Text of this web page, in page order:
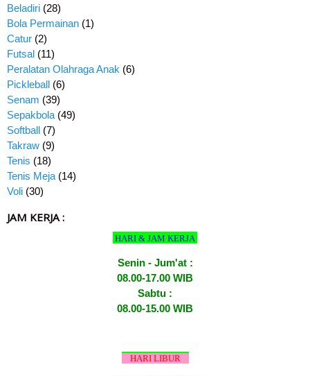
Beladiri (28)
Bola Permainan (1)
Catur (2)
Futsal (11)
Peralatan Olahraga Anak (6)
Pickleball (6)
Senam (39)
Sepakbola (49)
Softball (7)
Takraw (9)
Tenis (18)
Tenis Meja (14)
Voli (30)
JAM KERJA :
HARI & JAM KERJA
Senin - Jum'at :
08.00-17.00 WIB
Sabtu :
08.00-15.00 WIB
HARI LIBUR